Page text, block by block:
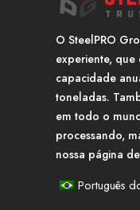
O SteelPRO
experiente, que
capacidade
toneladas.
em todo o
processando,
nossa página
Português